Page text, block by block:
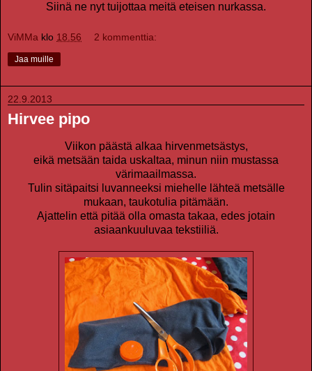
Siinä ne nyt tuijottaa meitä eteisen nurkassa.
ViMMa klo 18.56 2 kommenttia:
Jaa muille
22.9.2013
Hirvee pipo
Viikon päästä alkaa hirvenmetsästys,
eikä metsään taida uskaltaa, minun niin mustassa
värimaailmassa.
Tulin sitäpaitsi luvanneeksi miehelle lähteä metsälle
mukaan, taukotulia pitämään.
Ajattelin että pitää olla omasta takaa, edes jotain
asiaankuuluvaa tekstiiliä.